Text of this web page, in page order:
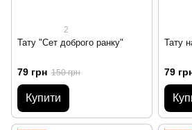
2
Тату "Сет доброго ранку"
79 грн 150 грн
Купити
Тату
79